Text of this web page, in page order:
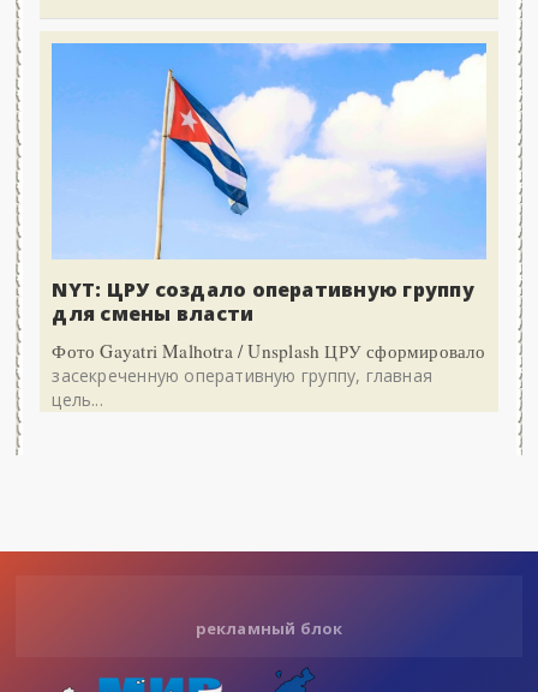
NYT: ЦРУ создало оперативную группу
для смены власти
Фото Gayatri Malhotra / Unsplash ЦРУ сформировало
засекреченную оперативную группу, главная
цель...
рекламный блок